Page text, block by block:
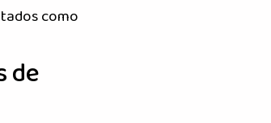
como
de